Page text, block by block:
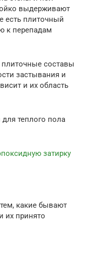
выдерживают
есть плиточный
к перепадам
составы
застывания и
и их область
теплого пола
затирку
какие бывают
их принято